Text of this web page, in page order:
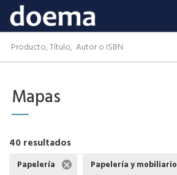
Mapas
40 resultados
Papelería Papelería y mobiliario